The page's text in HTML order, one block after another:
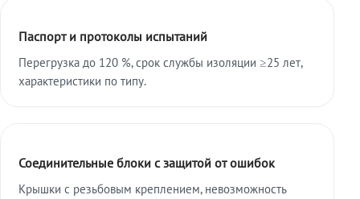
Паспорт и протоколы испытаний
Перегрузка до 120 %, срок службы изоляции ≥25 лет,
характеристики по типу.
Соединительные блоки с защитой от ошибок
Крышки с резьбовым креплением, невозможность